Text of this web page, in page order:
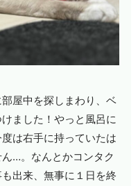
屋中を探しまわり、ベ
ました！やっと風呂に
は右手に持っていたは
…。なんとかコンタク
出来、無事に１日を終